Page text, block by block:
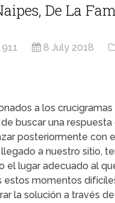
De La
8 July 2018
a los
buscar una respuesta
posteriormente con
a nuestro sitio,
el lugar adecuado al
estos momentos
la solución a través